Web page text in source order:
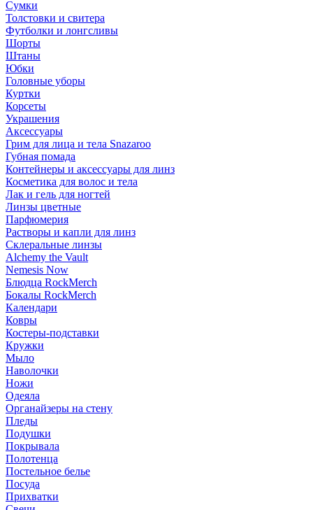
Сумки
Толстовки и свитера
Футболки и лонгсливы
Шорты
Штаны
Юбки
Головные уборы
Куртки
Корсеты
Украшения
Аксессуары
Грим для лица и тела Snazaroo
Губная помада
Контейнеры и аксессуары для линз
Косметика для волос и тела
Лак и гель для ногтей
Линзы цветные
Парфюмерия
Растворы и капли для линз
Склеральные линзы
Alchemy the Vault
Nemesis Now
Блюдца RockMerch
Бокалы RockMerch
Календари
Ковры
Костеры-подставки
Кружки
Мыло
Наволочки
Ножи
Одеяла
Органайзеры на стену
Пледы
Подушки
Покрывала
Полотенца
Постельное белье
Посуда
Прихватки